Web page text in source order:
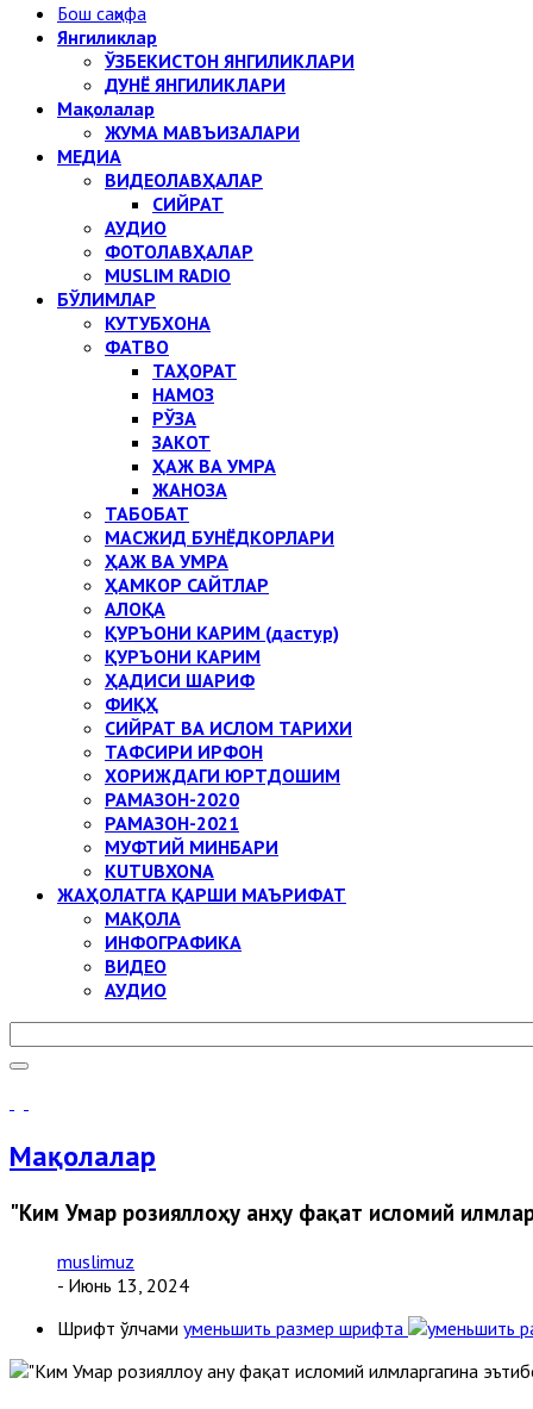
Бош саҳифа
Янгиликлар
ЎЗБЕКИСТОН ЯНГИЛИКЛАРИ
ДУНЁ ЯНГИЛИКЛАРИ
Мақолалар
ЖУМА МАВЪИЗАЛАРИ
МЕДИА
ВИДЕОЛАВҲАЛАР
СИЙРАТ
АУДИО
ФОТОЛАВҲАЛАР
MUSLIM RADIO
БЎЛИМЛАР
КУТУБХОНА
ФАТВО
ТАҲОРАТ
НАМОЗ
РЎЗА
ЗАКОТ
ҲАЖ ВА УМРА
ЖАНОЗА
ТАБОБАТ
МАСЖИД БУНЁДКОРЛАРИ
ҲАЖ ВА УМРА
ҲАМКОР САЙТЛАР
АЛОҚА
ҚУРЪОНИ КАРИМ (дастур)
ҚУРЪОНИ КАРИМ
ҲАДИСИ ШАРИФ
ФИҚҲ
СИЙРАТ ВА ИСЛОМ ТАРИХИ
ТАФСИРИ ИРФОН
ХОРИЖДАГИ ЮРТДОШИМ
РАМАЗОН-2020
РАМАЗОН-2021
МУФТИЙ МИНБАРИ
KUTUBXONA
ЖАҲОЛАТГА ҚАРШИ МАЪРИФАТ
МАҚОЛА
ИНФОГРАФИКА
ВИДЕО
АУДИО
Мақолалар
"Ким Умар розияллоҳу анҳу фақат исломий
muslimuz
- Июнь 13, 2024
Шрифт ўлчами уменьшить размер шрифта